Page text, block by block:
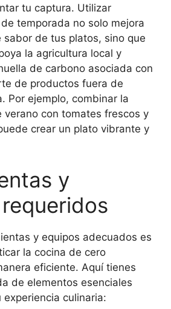
tu captura. Utilizar
temporada no solo mejora
sabor de tus platos, sino que
la agricultura local y
de carbono asociada con
de productos fuera de
Por ejemplo, combinar la
verano con tomates frescos y
crear un plato vibrante y
y
y equipos adecuados es
la cocina de cero
eficiente. Aquí tienes
de elementos esenciales
experiencia culinaria: